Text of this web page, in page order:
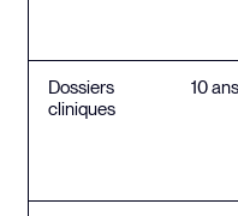
Dossiers
cliniques
10 ans